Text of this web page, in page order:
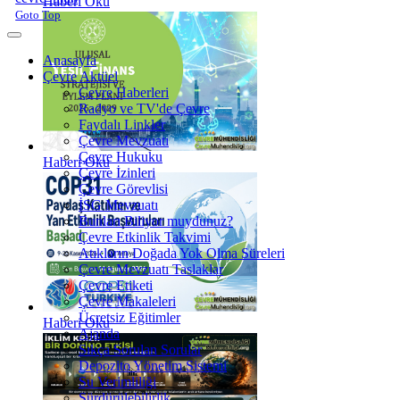
Haberi Oku
Haberi Oku
Goto Top
Anasayfa
Çevre Aktüel
Çevre Haberleri
Radyo ve TV'de Çevre
Faydalı Linkler
Çevre Mevzuatı
Çevre Hukuku
Çevre İzinleri
Çevre Görevlisi
İSG Mevzuatı
Bunları Biliyor muydunuz?
Çevre Etkinlik Takvimi
Atıkların Doğada Yok Olma Süreleri
Çevre Mevzuatı Taslaklar
Çevre Etiketi
Çevre Makaleleri
Ücretsiz Eğitimler
Ajanda
Sıkça Sorulan Sorular
Depozito Yönetim Sistemi
Su Verimliliği